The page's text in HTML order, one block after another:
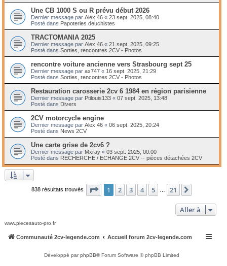
Une CB 1000 S ou R prévu début 2026
Dernier message par Alex 46 « 23 sept. 2025, 08:40
Posté dans Papoteries deuchistes
TRACTOMANIA 2025
Dernier message par Alex 46 « 21 sept. 2025, 09:25
Posté dans Sorties, rencontres 2CV - Photos
rencontre voiture ancienne vers Strasbourg sept 25
Dernier message par ax747 « 16 sept. 2025, 21:29
Posté dans Sorties, rencontres 2CV - Photos
Restauration carosserie 2cv 6 1984 en région parisienne
Dernier message par Ptilouis133 « 07 sept. 2025, 13:48
Posté dans Divers
2CV motorcycle engine
Dernier message par Alex 46 « 06 sept. 2025, 20:24
Posté dans News 2CV
Une carte grise de 2cv6 ?
Dernier message par Mxray « 03 sept. 2025, 00:00
Posté dans RECHERCHE / ECHANGE 2CV -- pièces détachées 2CV
838 résultats trouvés Page 1sur21
1 2 3 4 5 21
Aller à
www.piecesauto-pro.fr
Communauté 2cv-legende.com Accueil forum 2cv-legende.com
Développé parphpBB® Forum Software © phpBB Limited